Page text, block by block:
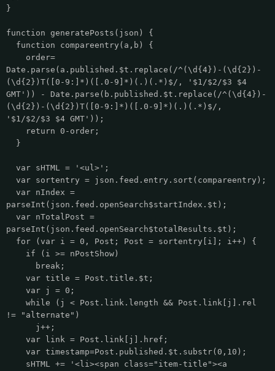
}
function generatePosts(json) {
function compareentry(a,b) {
order=
Date.parse(a.published.$t.replace(/^(\d{4})-(\d{2})-
(\d{2})T([0-9:]*)([.0-9]*)(.)(.*)$/, '$1/$2/$3 $4
GMT')) - Date.parse(b.published.$t.replace(/^(\d{4})-
(\d{2})-(\d{2})T([0-9:]*)([.0-9]*)(.)(.*)$/,
'$1/$2/$3 $4 GMT'));
return 0-order;
}
var sHTML = '<ul>';
var sortentry = json.feed.entry.sort(compareentry);
var nIndex =
parseInt(json.feed.openSearch$startIndex.$t);
var nTotalPost =
parseInt(json.feed.openSearch$totalResults.$t);
for (var i = 0, Post; Post = sortentry[i]; i++) {
if (i >= nPostShow)
break;
var title = Post.title.$t;
var j = 0;
while (j < Post.link.length && Post.link[j].rel
!= "alternate")
j++;
var link = Post.link[j].href;
var timestamp=Post.published.$t.substr(0,10);
sHTML += '<li><span class="item-title"><a